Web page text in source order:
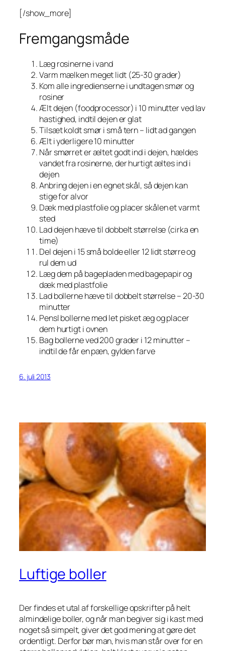
[/show_more]
Fremgangsmåde
Læg rosinerne i vand
Varm mælken meget lidt (25-30 grader)
Kom alle ingredienserne i undtagen smør og
rosiner
Ælt dejen (foodprocessor) i 10 minutter ved lav
hastighed, indtil dejen er glat
Tilsæt koldt smør i små tern – lidt ad gangen
Ælt i yderligere 10 minutter
Når smørret er æltet godt ind i dejen, hældes
vandet fra rosinerne, der hurtigt æltes ind i
dejen
Anbring dejen i en egnet skål, så dejen kan
stige for alvor
Dæk med plastfolie og placer skålen et varmt
sted
Lad dejen hæve til dobbelt størrelse (cirka en
time)
Del dejen i 15 små bolde eller 12 lidt større og
rul dem ud
Læg dem på bagepladen med bagepapir og
dæk med plastfolie
Lad bollerne hæve til dobbelt størrelse – 20-30
minutter
Pensl bollerne med let pisket æg og placer
dem hurtigt i ovnen
Bag bollerne ved 200 grader i 12 minutter –
indtil de får en pæn, gylden farve
6. juli 2013
Luftige boller
Der findes et utal af forskellige opskrifter på helt
almindelige boller, og når man begiver sig i kast med
noget så simpelt, giver det god mening at gøre det
ordentligt. Derfor bør man, hvis man står over for en